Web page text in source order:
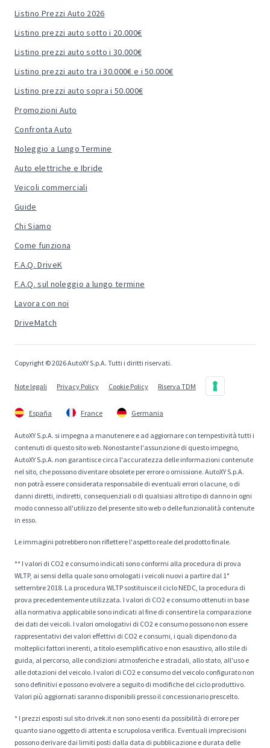
Listino Prezzi Auto 2026
Listino prezzi auto sotto i 20.000€
Listino prezzi auto sotto i 30.000€
Listino prezzi auto tra i 30.000€ e i 50.000€
Listino prezzi auto sopra i 50.000€
Promozioni Auto
Confronta Auto
Noleggio a Lungo Termine
Auto elettriche e Ibride
Veicoli commerciali
Guide
Chi Siamo
Come funziona
F.A.Q. DriveK
F.A.Q. sul noleggio a lungo termine
Lavora con noi
DriveMatch
Copyright © 2026 AutoXY S.p.A. Tutti i diritti riservati.
Note legali Privacy Policy Cookie Policy Riserva TDM
España France Germania
AutoXY S.p.A. si impegna a manutenere e ad aggiornare con tempestività tutti i
contenuti di questo sito web. Nonostante l'assunzione di questo impegno,
AutoXY S.p.A. non garantisce circa l'accuratezza delle informazioni contenute
nel sito, che possono diventare obsolete per errore o omissione. AutoXY S.p.A.
non potrà essere considerata responsabile di eventuali errori o lacune, o di
danni diretti, indiretti, consequenziali o di qualsiasi altro tipo di danno in ogni
modo connesso all'utilizzo del presente sito web o delle funzionalità contenute
in esso.
Le immagini potrebbero non riflettere l'aspetto reale del prodotto finale.
** I valori di CO2 e consumo indicati sono conformi alla procedura di prova
WLTP, ai sensi della quale sono omologati i veicoli nuovi a partire dal 1°
settembre 2018. La procedura WLTP sostituisce il ciclo NEDC, la procedura di
prova precedentemente utilizzata. I valori di CO2 e consumo ottenuti in base
alla normativa applicabile sono indicati al fine di consentire la comparazione
dei dati dei veicoli. I valori omologativi di CO2 e consumo possono non essere
rappresentativi dei valori effettivi di CO2 e consumi, i quali dipendono da
molteplici fattori inerenti, a titolo esemplificativo e non esaustivo, allo stile di
guida, al percorso, alle condizioni atmosferiche e stradali, allo stato, all'uso e
alle dotazioni del veicolo. I valori di CO2 e consumo del veicolo configurato non
sono definitivi e possono evolvere a seguito di modifiche del ciclo produttivo.
Valori più aggiornati saranno disponibili presso il concessionario prescelto.
* I prezzi esposti sul sito drivek.it non sono esenti da possibilità di errore per
quanto siano oggetto di attenta e scrupolosa verifica. Eventuali imprecisioni
possono derivare dai limiti posti dalla data di pubblicazione e durata delle